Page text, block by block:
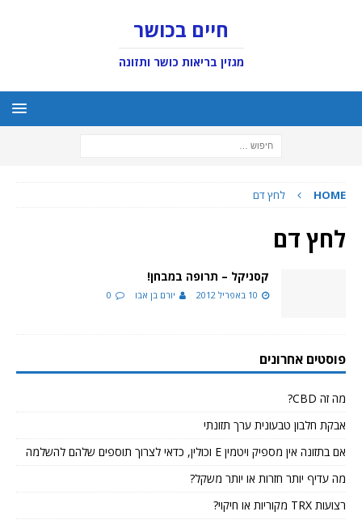
חיים בכושר
מגזין בריאות כושר ותזונה
HOME לחץ דם
לחץ דם
קסניקל – תרופה במבחן!
10 באפריל 2012 יורם בן אבו 0
פוסטים אחרונים
מה זה CBD?
אבקת חלבון טבעונית ערך תזונתי
אם בתזונה אין מספיק ויטמין E וכולין, כדאי לצרוך תוספים שלהם להשלמה
מה עדיף יותר חזרות או יותר משקל?
רצועות TRX מקוריות או חיקוי?